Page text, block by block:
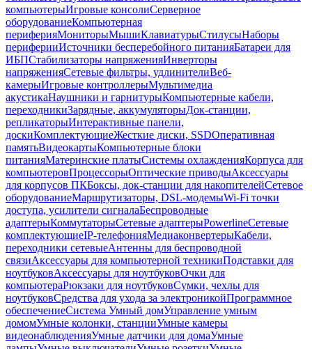
компьютерыИгровые консолиСерверное
оборудованиеКомпьютерная
периферияМониторыМышиКлавиатурыСтилусыНаборы
периферииИсточники бесперебойного питанияБатареи для
ИБПСтабилизаторы напряженияИнверторы
напряженияСетевые фильтры, удлинителиВеб-
камерыИгровые контроллерыМультимедиа
акустикаНаушники и гарнитурыКомпьютерные кабели,
переходникиЗарядные, аккумуляторыДок-станции,
репликаторыИнтерактивные панели,
доскиКомплектующиеЖесткие диски, SSDОперативная
памятьВидеокартыКомпьютерные блоки
питанияМатеринские платыСистемы охлажденияКорпуса для
компьютеровПроцессорыОптические приводыАксессуары
для корпусов ПКБоксы, док-станции для накопителейСетевое
оборудованиеМаршрутизаторы, DSL-модемыWi-Fi точки
доступа, усилители сигналаБеспроводные
адаптерыКоммутаторыСетевые адаптерыPowerlineСетевые
комплектующиеIP-телефонияМедиаконвертерыКабели,
переходники сетевыеАнтенны для беспроводной
связиАксессуары для компьютерной техникиПодставки для
ноутбуковАксессуары для ноутбуковОчки для
компьютераРюкзаки для ноутбуковСумки, чехлы для
ноутбуковСредства для ухода за электроникойПрограммное
обеспечениеСистема Умный домУправление умным
домомУмные колонки, станцииУмные камеры
видеонаблюденияУмные датчики для домаУмные